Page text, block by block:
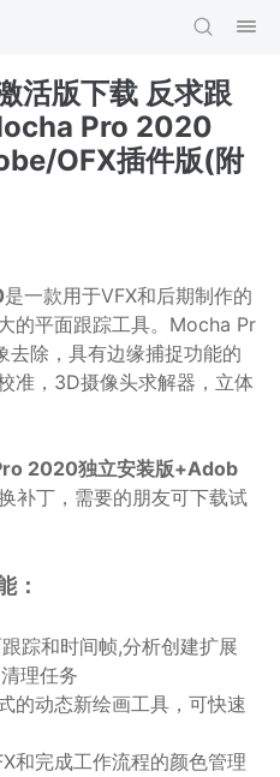
版下载 反求跟
Pro 2020
OFX插件版(附
是一款用于VFX和后期制作的
的平面跟踪工具。Mocha Pr
去除，具有边缘捕捉功能的
准，3D摄像头求解器，立体
2020独立安装版+Adob
补丁，需要的朋友可下载试
：
踪和时间帧,分析创建扩展
理任务
的动态新绘画工具，可快速
和完成工作流程的颜色管理